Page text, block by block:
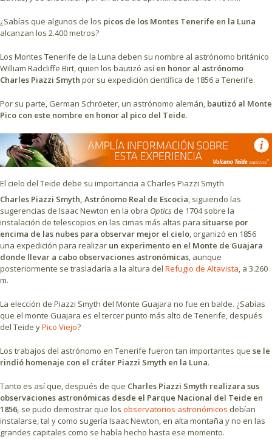
¿Sabías que algunos de los picos de los Montes Tenerife en la Luna
alcanzan los 2.400 metros?
Los Montes Tenerife de la Luna deben su nombre al astrónomo británico
William Radcliffe Birt, quien los bautizó así en honor al astrónomo
Charles Piazzi Smyth por su expedición científica de 1856 a Tenerife.
Por su parte, German Schröeter, un astrónomo alemán, bautizó al Monte
Pico con este nombre en honor al pico del Teide.
El cielo del Teide debe su importancia a Charles Piazzi Smyth
Charles Piazzi Smyth, Astrónomo Real de Escocia, siguiendo las
sugerencias de Isaac Newton en la obra Optics de 1704 sobre la
instalación de telescopios en las cimas más altas para situarse por
encima de las nubes para observar mejor el cielo, organizó en 1856
una expedición para realizar un experimento en el Monte de Guajara
donde llevar a cabo observaciones astronómicas, aunque
posteriormente se trasladaría a la altura del Refugio de Altavista, a 3.260
m.
La elección de Piazzi Smyth del Monte Guajara no fue en balde. ¿Sabías
que el monte Guajara es el tercer punto más alto de Tenerife, después
del Teide yPico Viejo?
Los trabajos del astrónomo en Tenerife fueron tan importantes que se le
rindió homenaje con el cráter Piazzi Smyth en la Luna.
Tanto es así que, después de que Charles Piazzi Smyth realizara sus
observaciones astronómicas desde el Parque Nacional del Teide en
1856, se pudo demostrar que los observatorios astronómicos debían
instalarse, tal y como sugería Isaac Newton, en alta montaña y no en las
grandes capitales como se había hecho hasta ese momento.